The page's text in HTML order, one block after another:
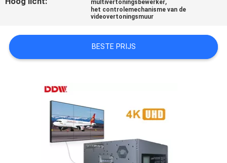
SITEMAP
POLICY
multivertoningsbewerker
het controlemechanisme van de
videovertoningsmuur
BESTE PRIJS